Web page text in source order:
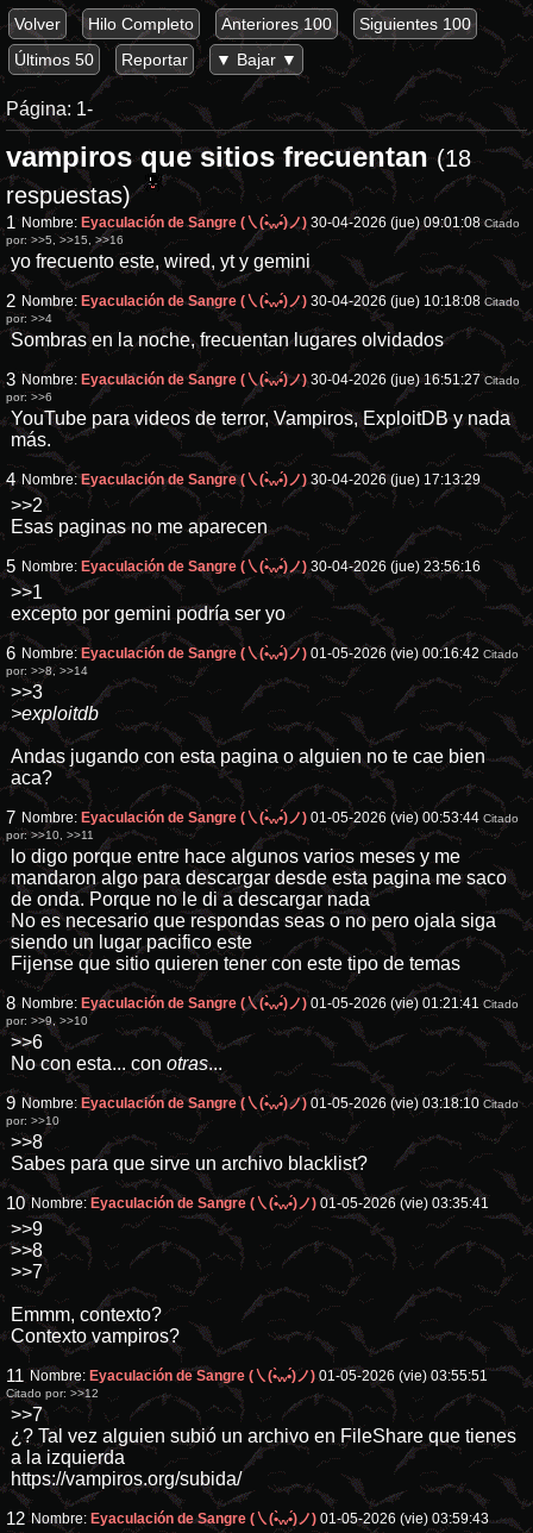
Volver Hilo Completo Anteriores 100
Siguientes 100
Últimos 50
Reportar ▼ Bajar ▼
Página: 1-
vampiros que sitios frecuentan (18
respuestas)
1 Nombre: Eyaculación de Sangre (㇏(•̀ᵥᵥ•́)ノ) 30-04-2026 (jue) 09:01:08 Citado
por: >>5, >>15, >>16
yo frecuento este, wired, yt y gemini
2 Nombre: Eyaculación de Sangre (㇏(•̀ᵥᵥ•́)ノ) 30-04-2026 (jue) 10:18:08 Citado
por: >>4
Sombras en la noche, frecuentan lugares olvidados
3 Nombre: Eyaculación de Sangre (㇏(•̀ᵥᵥ•́)ノ) 30-04-2026 (jue) 16:51:27 Citado
por: >>6
YouTube para videos de terror, Vampiros, ExploitDB y nada
más.
4 Nombre:Eyaculación de Sangre (㇏(•̀ᵥᵥ•́)ノ) 30-04-2026 (jue) 17:13:29
>>2
Esas paginas no me aparecen
5 Nombre: Eyaculación de Sangre (㇏(•̀ᵥᵥ•́)ノ) 30-04-2026 (jue) 23:56:16
>>1
excepto por gemini podría ser yo
6 Nombre: Eyaculación de Sangre (㇏(•̀ᵥᵥ•́)ノ) 01-05-2026 (vie) 00:16:42 Citado
por: >>8, >>14
>>3
>exploitdb
Andas jugando con esta pagina o alguien no te cae bien
aca?
7 Nombre: Eyaculación de Sangre (㇏(•̀ᵥᵥ•́)ノ) 01-05-2026 (vie) 00:53:44 Citado
por: >>10, >>11
lo digo porque entre hace algunos varios meses y me
mandaron algo para descargar desde esta pagina me saco
de onda. Porque no le di a descargar nada
No es necesario que respondas seas o no pero ojala siga
siendo un lugar pacifico este
Fijense que sitio quieren tener con este tipo de temas
8 Nombre: Eyaculación de Sangre (㇏(•̀ᵥᵥ•́)ノ) 01-05-2026 (vie) 01:21:41 Citado
por: >>9, >>10
>>6
No con esta... con otras...
9 Nombre: Eyaculación de Sangre (㇏(•̀ᵥᵥ•́)ノ) 01-05-2026 (vie) 03:18:10 Citado
por: >>10
>>8
Sabes para que sirve un archivo blacklist?
10 Nombre: Eyaculación de Sangre (㇏(•̀ᵥᵥ•́)ノ) 01-05-2026 (vie) 03:35:41
>>9
>>8
>>7
Emmm, contexto?
Contexto vampiros?
11 Nombre: Eyaculación de Sangre (㇏(•̀ᵥᵥ•́)ノ) 01-05-2026 (vie) 03:55:51
Citado por: >>12
>>7
¿? Tal vez alguien subió un archivo en FileShare que tienes
a la izquierda
https://vampiros.org/subida/
12 Nombre: Eyaculación de Sangre (㇏(•̀ᵥᵥ•́)ノ) 01-05-2026 (vie) 03:59:43